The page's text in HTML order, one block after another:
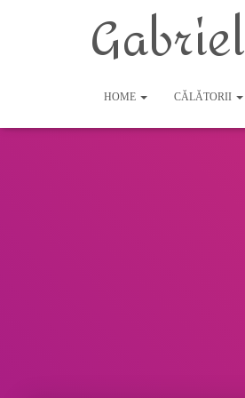
HOME CĂLĂTORII